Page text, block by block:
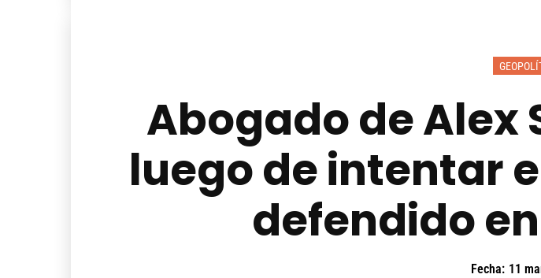
Abogado de Alex
luego de intentar
defendido
Fecha: 11